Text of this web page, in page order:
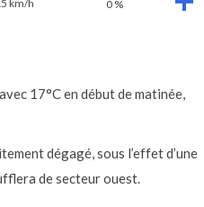
km/h 0 %
17°C en début de matinée,
dégagé, sous l’effet d’une
de secteur ouest.